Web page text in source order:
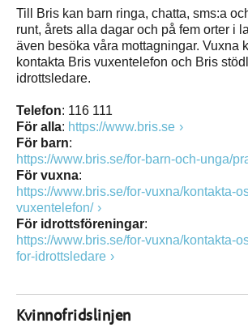
Till Bris kan barn ringa, chatta, sms:a
runt, årets alla dagar och på fem orter i
även besöka våra mottagningar. Vuxna
kontakta Bris vuxentelefon och Bris
idrottsledare.
Telefon: 116 111
För alla: https://www.bris.se
För barn:
https://www.bris.se/for-barn-och-unga/
För vuxna:
https://www.bris.se/for-vuxna/kontakta-
vuxentelefon/
För idrottsföreningar:
https://www.bris.se/for-vuxna/kontakta-
for-idrottsledare
Kvinnofridslinjen